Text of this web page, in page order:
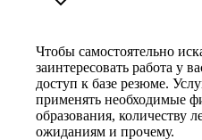
Чтобы самостоятельно
заинтересовать работа у
доступ к базе резюме.
применять необходимые
образования, количеству
ожиданиям и прочему.